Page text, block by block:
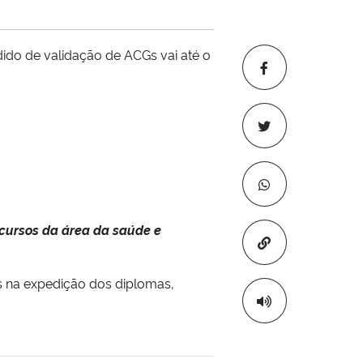
Copiar para
de validação de ACGs vai até o
da área da saúde e
expedição dos diplomas,